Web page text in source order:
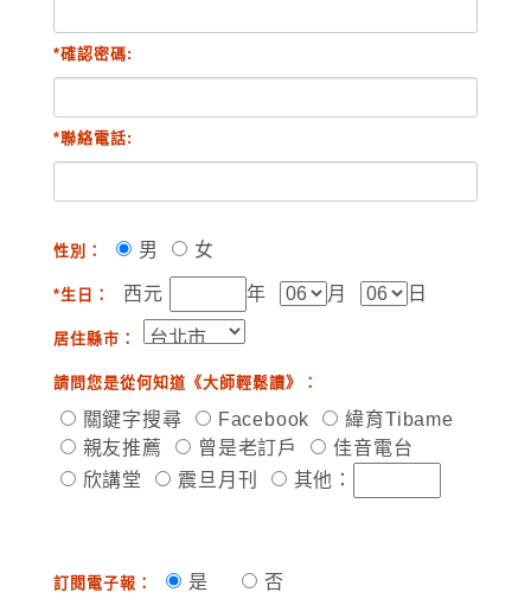
*確認密碼:
*聯絡電話:
性別： 男 女
*生日： 西元 年 月 日
居住縣市：
請問您是從何知道《大師輕鬆讀》：
關鍵字搜尋 Facebook
緯育Tibame
親友推薦
曾是老訂戶
佳音電台
欣講堂
震旦月刊 其他：
訂閱電子報： 是 否